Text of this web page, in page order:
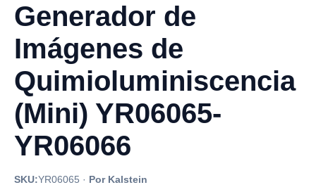
Generador de
Imágenes de
Quimioluminiscencia
(Mini) YR06065-
YR06066
SKU:YR06065 · Por Kalstein